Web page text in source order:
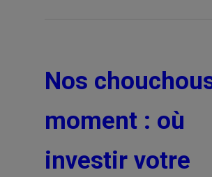
Nos
moment : où
investir votre